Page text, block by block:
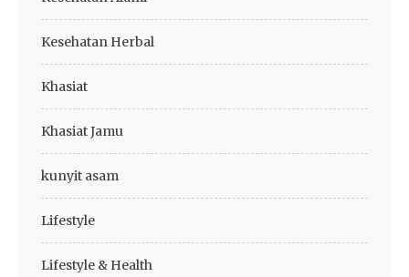
Kesehatan Herbal
Khasiat
Khasiat Jamu
kunyit asam
Lifestyle
Lifestyle & Health